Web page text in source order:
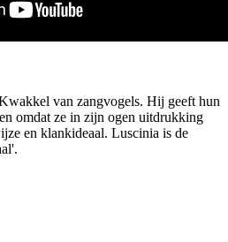
van zangvogels. Hij geeft hun
omdat ze in zijn ogen uitdrukking
en klankideaal. Luscinia is de